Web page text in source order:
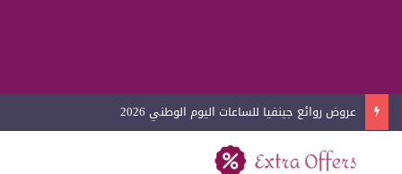
عروض روائع جينفيا للساعات اليوم الوطني 2026
بحث عن